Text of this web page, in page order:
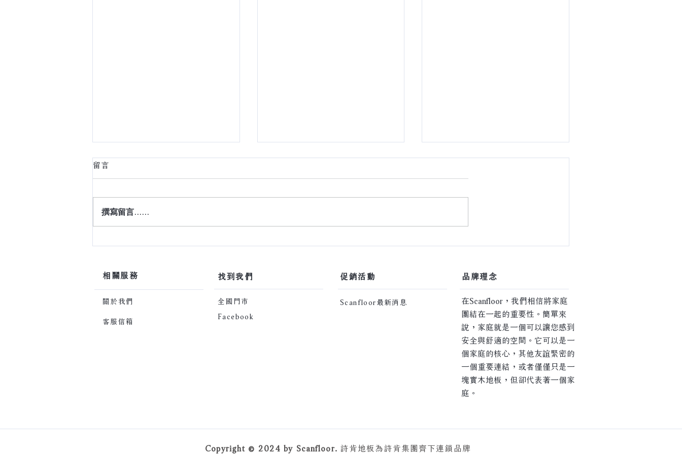
讓家，隨時光共生
【詩肯地板 ｜ 家的情緒溫度】
留言
撰寫留言......
​相關服務
關於我們
客服信箱
​找到我們
​全國門市
Facebook
​促銷活動​
Scanfloor最新消息
​品牌理念
在Scanfloor，我們相信將家庭
團結在一起的重要性。簡單來
說，家庭就是一個可以讓您感到
安全與舒適的空間。它可以是一
個家庭的核心，其他友誼緊密的
一個重要連結，或者僅僅只是一
塊實木地板，但卻代表著一個家
庭。
Copyright © 2024 by Scanfloor. 詩肯地板為詩肯集團齊下連鎖品牌